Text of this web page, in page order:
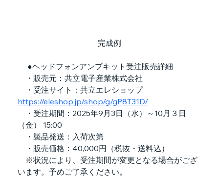
完成例
●ヘッドフォンアンプキット受注販売詳細
・販売元：共立電子産業株式会社
・受注サイト：共立エレショップ
https://eleshop.jp/shop/g/gP8T31D/
・受注期間：2025年9月3日（水）～10月３日
（金） 15:00
・製品発送：入荷次第
・販売価格：40,000円（税抜・送料込）
※状況により、受注期間が変更となる場合がござ
います。予めご了承ください。